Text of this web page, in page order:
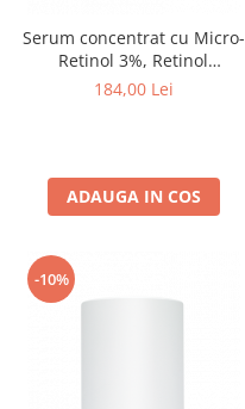
Serum concentrat cu Micro-
Retinol 3%, Retinol
Concentrate - 15ml
184,00 Lei
ADAUGA IN COS
-10%